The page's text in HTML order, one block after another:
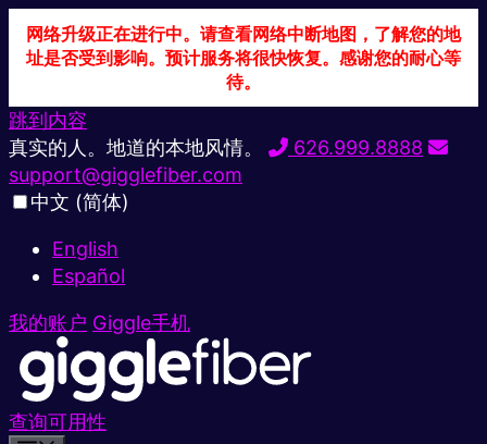
网络升级正在进行中。请查看网络中断地图，了解您的地
址是否受到影响。预计服务将很快恢复。感谢您的耐心等
待。
跳到内容
真实的人。地道的本地风情。
626.999.8888
support@gigglefiber.com
中文 (简体)
English
Español
我的账户 Giggle手机
查询可用性